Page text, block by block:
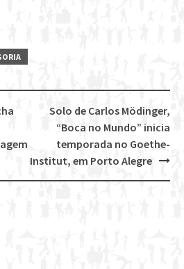
Solo de Carlos Mödinger,
“Boca no Mundo” inicia
temporada no Goethe-
Institut, em Porto Alegre